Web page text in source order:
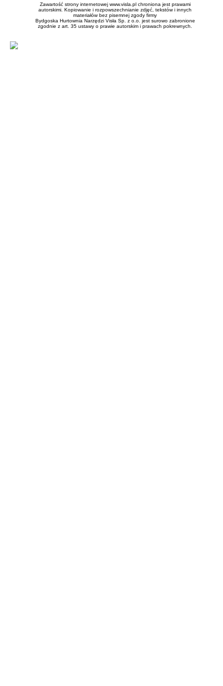
Zawartość strony internetowej www.visla.pl chroniona jest prawami
autorskimi. Kopiowanie i rozpowszechnianie zdjęć, tekstów i innych
materiałów bez pisemnej zgody firmy
Bydgoska Hurtownia Narzędzi Visła Sp. z o.o. jest surowo zabronione
zgodnie z art. 35 ustawy o prawie autorskim i prawach pokrewnych.